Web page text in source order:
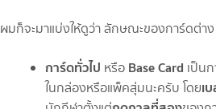
ผมก็จะมาแบ่งให้ดูว่า ลักษณะของการ์ดต่า
การ์ดทั่วไป หรือ Base Card เป็น
ในกล่องหรือแพ็คสุ่มนะครับ โดยเ